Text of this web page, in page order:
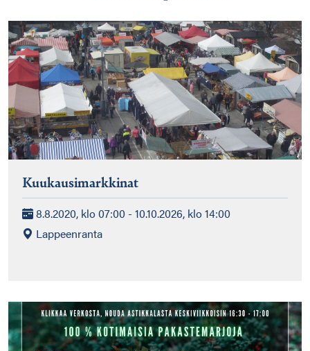
Kuukausimarkkinat
8.8.2020, klo 07:00 - 10.10.2026, klo 14:00
Lappeenranta